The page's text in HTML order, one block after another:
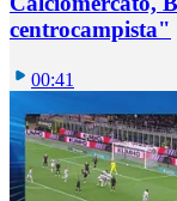
centrocampista"
00:41